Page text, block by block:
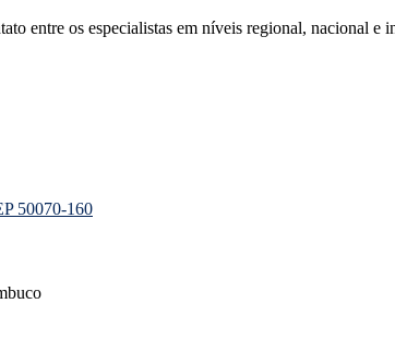
entre os especialistas em níveis regional, nacional e
50070-160